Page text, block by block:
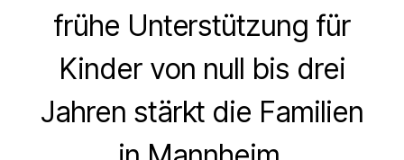
frühe Unterstützung für
Kinder von null bis drei
Jahren stärkt die Familien